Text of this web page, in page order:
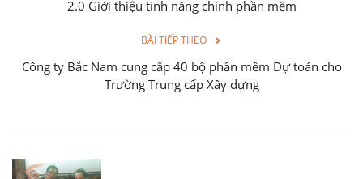
2.0 Giới thiệu tính năng chính phần mềm
BÀI TIẾP THEO
Công ty Bắc Nam cung cấp 40 bộ phần mềm Dự toán cho
Trường Trung cấp Xây dựng